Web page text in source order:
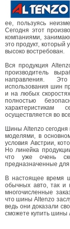
ее, пользуясь
Сегодня этот
компаниями,
это продукт, который
высоко востребован.
Вся продукция
производитель
направления. Это
использования шин
и на любых
полностью
осуществляется во
Шины Altenzo сегодня
моделями, в
условия Австрии,
Но линейка
что уже очень
предназначенные для
В настоящее время
обычных авто, так и
многочисленные
что шины Altenzo
ведь они доказали
сможете купить шины